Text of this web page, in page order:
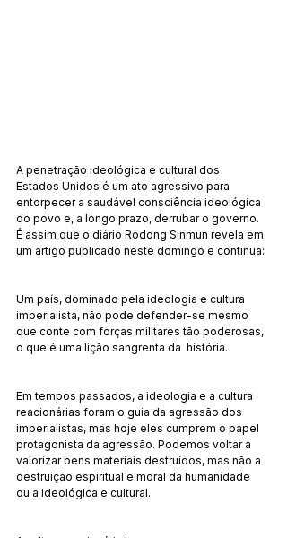
A penetração ideológica e cultural dos
Estados Unidos é um ato agressivo para
entorpecer a saudável consciência ideológica
do povo e, a longo prazo, derrubar o governo.
É assim que o diário Rodong Sinmun revela em
um artigo publicado neste domingo e continua:
Um país, dominado pela ideologia e cultura
imperialista, não pode defender-se mesmo
que conte com forças militares tão poderosas,
o que é uma lição sangrenta da  história.
Em tempos passados, a ideologia e a cultura
reacionárias foram o guia da agressão dos
imperialistas, mas hoje eles cumprem o papel
protagonista da agressão. Podemos voltar a
valorizar bens materiais destruídos, mas não a
destruição espiritual e moral da humanidade
ou a ideológica e cultural.